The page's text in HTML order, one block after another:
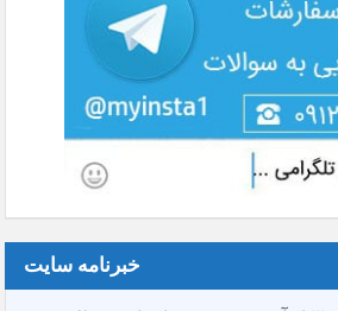
خبرنامه سایت